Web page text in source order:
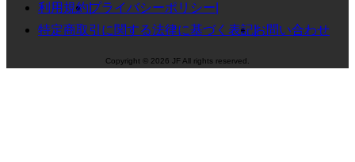
利用規約プライバシーポリシー
特定商取引に関する法律に基づく表記お問い合わせ
Copyright © 2026 JF All rights reserved.